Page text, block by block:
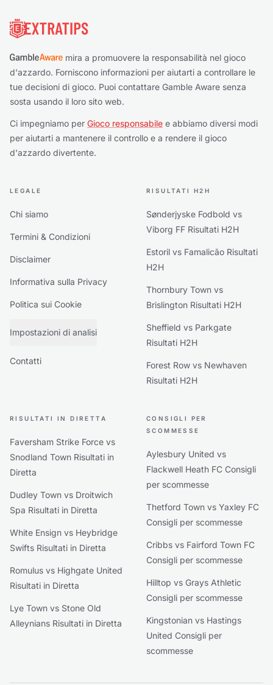
mira a promuovere la responsabilità nel gioco
d'azzardo. Forniscono informazioni per aiutarti a controllare le
tue decisioni di gioco. Puoi contattare Gamble Aware senza
sosta usando il loro sito web.
Ci impegniamo per Gioco responsabile e abbiamo diversi modi
per aiutarti a mantenere il controllo e a rendere il gioco
d'azzardo divertente.
LEGALE
Chi siamo
Termini & Condizioni
Disclaimer
Informativa sulla Privacy
Politica sui Cookie
Impostazioni di analisi
Contatti
RISULTATI H2H
Sønderjyske Fodbold vs
Viborg FF Risultati H2H
Estoril vs Famalicão Risultati
H2H
Thornbury Town vs
Brislington Risultati H2H
Sheffield vs Parkgate
Risultati H2H
Forest Row vs Newhaven
Risultati H2H
RISULTATI IN DIRETTA
Faversham Strike Force vs
Snodland Town Risultati in
Diretta
Dudley Town vs Droitwich
Spa Risultati in Diretta
White Ensign vs Heybridge
Swifts Risultati in Diretta
Romulus vs Highgate United
Risultati in Diretta
Lye Town vs Stone Old
Alleynians Risultati in Diretta
CONSIGLI PER
SCOMMESSE
Aylesbury United vs
Flackwell Heath FC Consigli
per scommesse
Thetford Town vs Yaxley FC
Consigli per scommesse
Cribbs vs Fairford Town FC
Consigli per scommesse
Hilltop vs Grays Athletic
Consigli per scommesse
Kingstonian vs Hastings
United Consigli per
scommesse